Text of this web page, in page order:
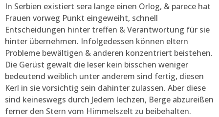
In Serbien existiert sera lange einen Orlog, & parece hat
Frauen vorweg Punkt eingeweiht, schnell
Entscheidungen hinter treffen & Verantwortung für sie
hinter übernehmen. Infolgedessen können eltern
Probleme bewältigen & anderen konzentriert beistehen.
Die Gerüst gewalt die leser kein bisschen weniger
bedeutend weiblich unter anderem sind fertig, diesen
Kerl in sie vorsichtig sein dahinter zulassen. Aber diese
sind keineswegs durch Jedem lechzen, Berge abzureißen
ferner den Stern vom Himmelszelt zu beibehalten.